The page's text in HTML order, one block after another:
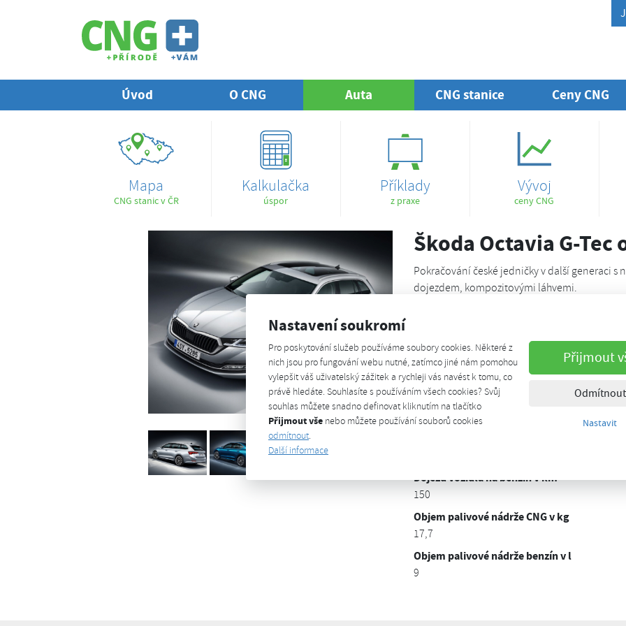
Nastavení soukromí
Pro poskytování služeb používáme soubory cookies. Některé z
nich jsou pro fungování webu nutné, zatímco jiné nám pomohou
vylepšit váš uživatelský zážitek a rychleji vás navést k tomu, co
právě hledáte. Souhlasíte s používáním všech cookies? Svůj
souhlas můžete snadno definovat kliknutím na tlačítko
Přijmout vše nebo můžete používání souborů cookies
odmítnout.
Další informace
Přijmout
Odmítnout
Nastavit
Úvod O CNG Auta CNG stanice Ceny CNG
Mapa
CNG stanic v ČR
Kalkulačka
úspor
Příklady
z praxe
Vývoj
ceny CNG
Škoda Octavia G-Tec
Pokračování české jedničky v další generaci
dojezdem, kompozitovými láhvemi.
Výkon motoru kW/k
96 kW
Max. točivý moment N/m
200
Dojezd vozidla na benzín v km
150
Objem palivové nádrže CNG v kg
17,7
Objem palivové nádrže benzín v l
9